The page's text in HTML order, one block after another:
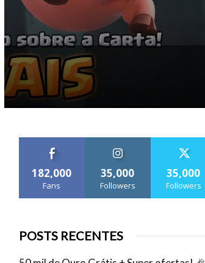
182,000
Fans
35,000
Followers
35,000
Followers
POSTS RECENTES